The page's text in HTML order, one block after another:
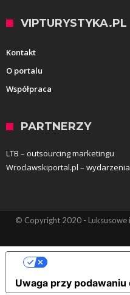
VIPTURYSTYKA.PL
Kontakt
O portalu
Współpraca
PARTNERZY
LTB – outsourcing marketingu
Wroclawskiportal.pl –
© Copyright 2020 - Luksusowe i
Uwaga przy podawaniu
Opcje